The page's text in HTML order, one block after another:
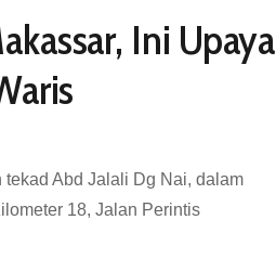
Ini Upaya
Abd Jalali Dg Nai, dalam
18, Jalan Perintis